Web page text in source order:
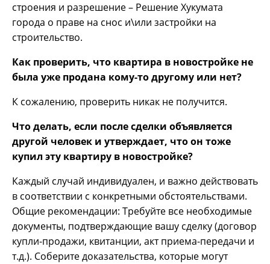
строения и разрешение – Решение Хукумата
города о праве на снос и\или застройки на
строительство.
Как проверить, что квартира в новостройке не
была уже продана кому-то другому или нет?
К сожалению, проверить никак не получится.
Что делать, если после сделки объявляется
другой человек и утверждает, что он тоже
купил эту квартиру в новостройке?
Каждый случай индивидуален, и важно действовать
в соответствии с конкретными обстоятельствами.
Общие рекомендации: Требуйте все необходимые
документы, подтверждающие вашу сделку (договор
купли-продажи, квитанции, акт приема-передачи и
т.д.). Соберите доказательства, которые могут